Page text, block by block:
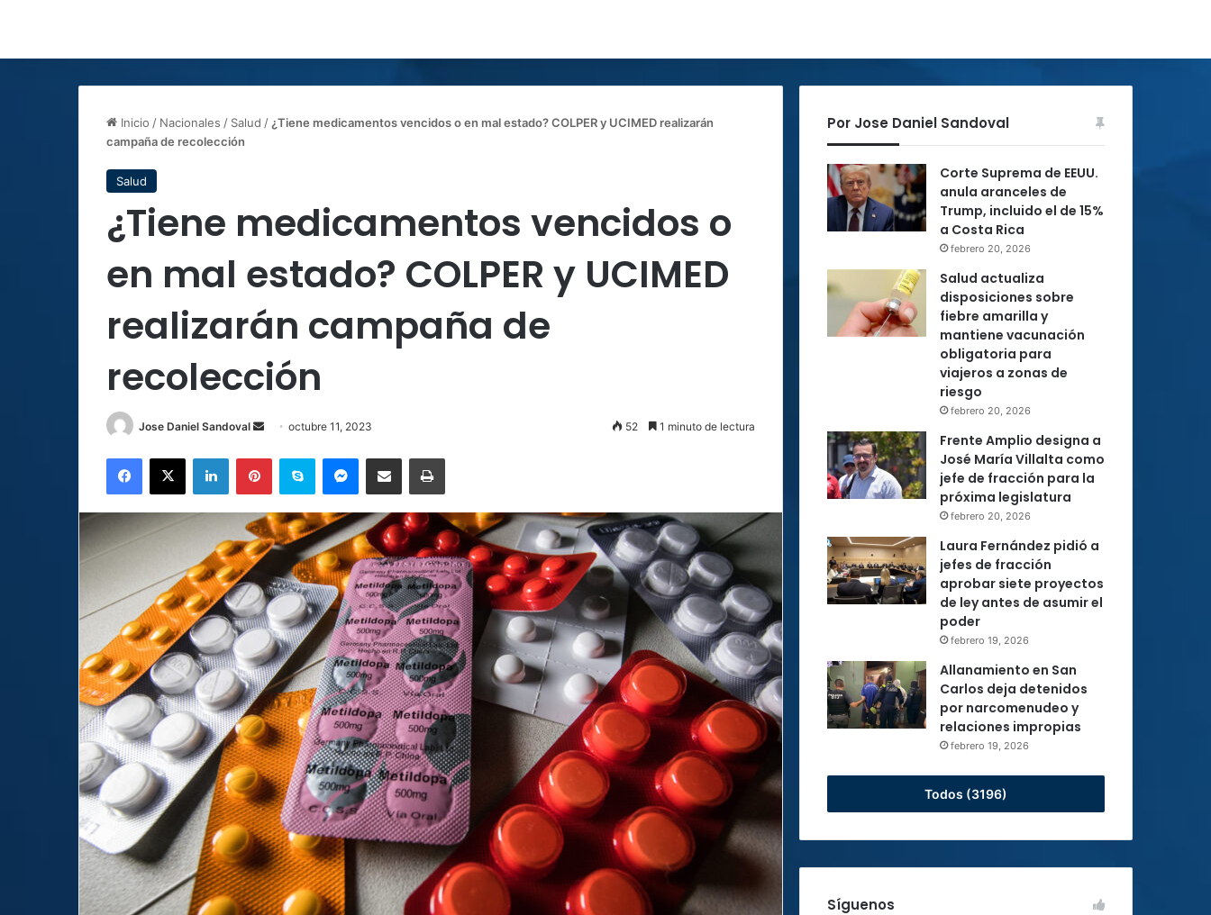
Inicio / Nacionales / Salud / ¿Tiene medicamentos vencidos o en mal estado? COLPER y UCIMED realizarán
campaña de recolección
Salud
¿Tiene medicamentos vencidos o
en mal estado? COLPER y UCIMED
realizarán campaña de
recolección
Jose Daniel Sandoval
Sendoctubre 11, 2023 52 1 minuto de lectura
Facebook
X LinkedInPinterestSkype MessengerCompartir por correo electrónicoImprimir
Por Jose Daniel Sandoval
Corte Suprema de EEUU.
anula aranceles de
Trump, incluido el de 15%
a Costa Rica
febrero 20, 2026
Salud actualiza
disposiciones sobre
fiebre amarilla y
mantiene vacunación
obligatoria para
viajeros a zonas de
riesgo
febrero 20, 2026
Frente Amplio designa a
José María Villalta como
jefe de fracción para la
próxima legislatura
febrero 20, 2026
Laura Fernández pidió a
jefes de fracción
aprobar siete proyectos
de ley antes de asumir el
poder
febrero 19, 2026
Allanamiento en San
Carlos deja detenidos
por narcomenudeo y
relaciones impropias
febrero 19, 2026
Todos (3196)
Síguenos